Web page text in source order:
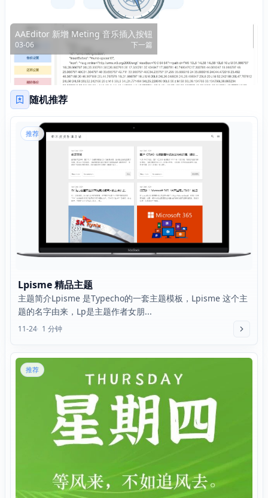
AAEditor 新增 Meting 音乐插入按钮
03-06 下一篇
随机推荐
推荐
Lpisme 精品主题
主题简介Lpisme 是Typecho的一套主题模板，Lpisme 这个主
题的名字由来，Lp是主题作者女朋...
11-24 1 分钟
推荐